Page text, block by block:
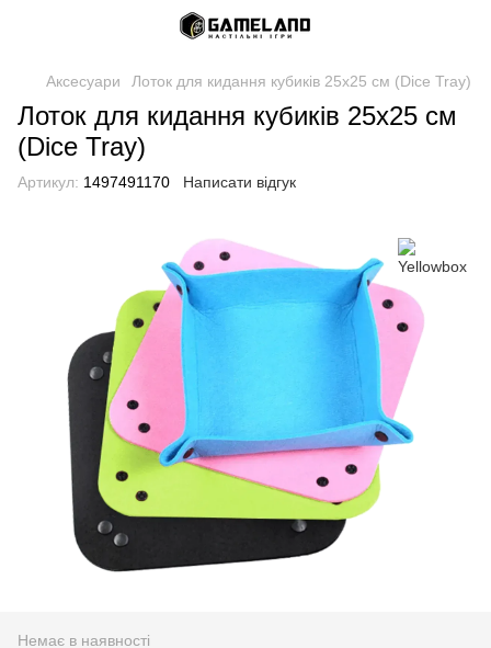
Аксесуари Лоток для кидання кубиків 25х25 см (Dice Tray)
Лоток для кидання кубиків 25х25 см
(Dice Tray)
Артикул: 1497491170 Написати відгук
Немає в наявності